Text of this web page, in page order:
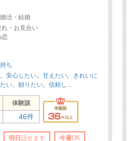
活・結婚
・お見合い
恋
ち
安心したい。甘えたい。きれいに
い。頼りたい。信頼し...
体験談
46件
明日話せます 今週OK